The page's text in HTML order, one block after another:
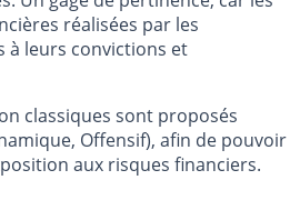
réalisées par les
à leurs convictions et
classiques sont proposés
Offensif), afin de pouvoir
aux risques financiers.